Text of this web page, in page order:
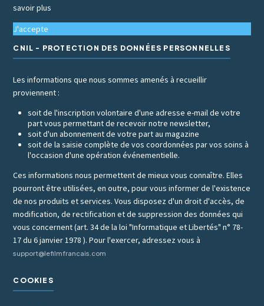
savoir plus
J'accepte
CNIL - PROTECTION DES DONNÉES PERSONNELLES
Les informations que nous sommes amenés à recueillir
proviennent :
soit de l'inscription volontaire d'une adresse e-mail de votre
part vous permettant de recevoir notre newsletter,
soit d'un abonnement de votre part au magazine
soit de la saisie complète de vos coordonnées par vos soins à
l'occasion d'une opération événementielle.
Ces informations nous permettent de mieux vous connaître. Elles
pourront être utilisées, en outre, pour vous informer de l'existence
de nos produits et services. Vous disposez d'un droit d'accès, de
modification, de rectification et de suppression des données qui
vous concernent (art. 34 de la loi "Informatique et Libertés" n° 78-
17 du 6 janvier 1978 ). Pour l'exercer, adressez vous à
support@lefilmfrancais.com
COOKIES